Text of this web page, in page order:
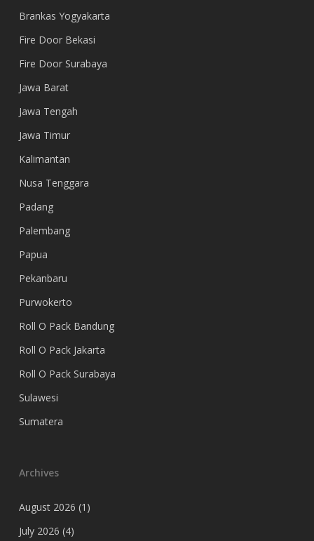
Brankas Yogyakarta
Fire Door Bekasi
Fire Door Surabaya
Jawa Barat
Jawa Tengah
Jawa Timur
Kalimantan
Nusa Tenggara
Padang
Palembang
Papua
Pekanbaru
Purwokerto
Roll O Pack Bandung
Roll O Pack Jakarta
Roll O Pack Surabaya
Sulawesi
Sumatera
Archives
August 2026 (1)
July 2026 (4)